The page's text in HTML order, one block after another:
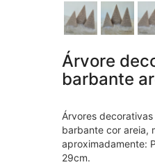
Árvore
barbante
Árvores decorativas
barbante cor areia,
aproximadamente:
29cm.